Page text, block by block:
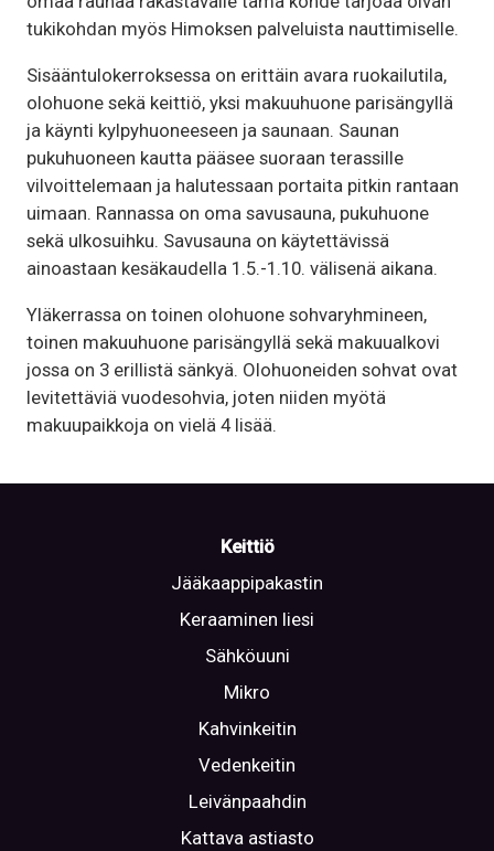
tukikohdan myös Himoksen palveluista nauttimiselle.
Sisääntulokerroksessa on erittäin avara ruokailutila,
olohuone sekä keittiö, yksi makuuhuone parisängyllä
ja käynti kylpyhuoneeseen ja saunaan. Saunan
pukuhuoneen kautta pääsee suoraan terassille
vilvoittelemaan ja halutessaan portaita pitkin rantaan
uimaan. Rannassa on oma savusauna, pukuhuone
sekä ulkosuihku. Savusauna on käytettävissä
ainoastaan kesäkaudella 1.5.-1.10. välisenä aikana.
Yläkerrassa on toinen olohuone sohvaryhmineen,
toinen makuuhuone parisängyllä sekä makuualkovi
jossa on 3 erillistä sänkyä. Olohuoneiden sohvat ovat
levitettäviä vuodesohvia, joten niiden myötä
makuupaikkoja on vielä 4 lisää.
Keittiö
Jääkaappipakastin
Keraaminen liesi
Sähköuuni
Mikro
Kahvinkeitin
Vedenkeitin
Leivänpaahdin
Kattava astiasto